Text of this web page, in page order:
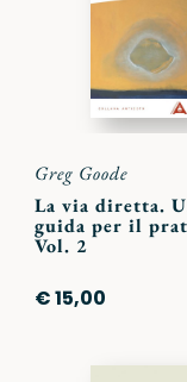
Greg Goode
La via diretta.
guida per il
Vol. 2
€ 15,00